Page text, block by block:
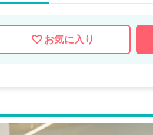
お気に入り